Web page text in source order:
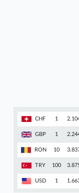
CHF 1
GBP 1
RON 10
TRY 100
USD 1